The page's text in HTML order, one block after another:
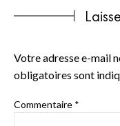
Votre adresse e-mail
obligatoires sont
Commentaire *